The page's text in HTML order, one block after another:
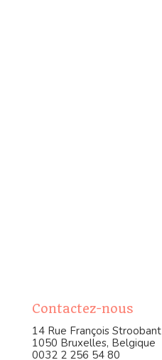
Contactez-nous
14 Rue François Stroobant
1050 Bruxelles, Belgique
0032 2 256 54 80